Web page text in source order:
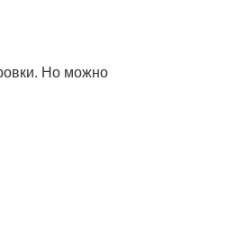
Но можно